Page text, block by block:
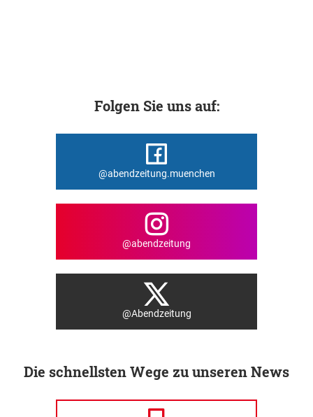
Folgen Sie uns auf:
@abendzeitung.muenchen
@abendzeitung
@Abendzeitung
Die schnellsten Wege zu unseren News